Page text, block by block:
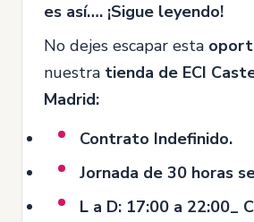
es así…. ¡Sigue leyendo!
No dejes escapar esta
nuestra tienda de ECI
Madrid:
Contrato Indefinido.
Jornada de 30 horas
L a D: 17:00 a 22:00_